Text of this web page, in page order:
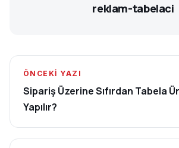
reklam-tabelaci
ÖNCEKI YAZI
Sipariş Üzerine Sıfırdan Tabela
Yapılır?